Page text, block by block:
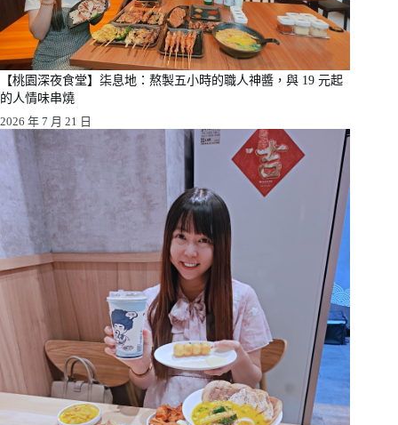
【桃園深夜食堂】柒息地：熬製五小時的職人神醬，與 19 元起
的人情味串燒
2026 年 7 月 21 日